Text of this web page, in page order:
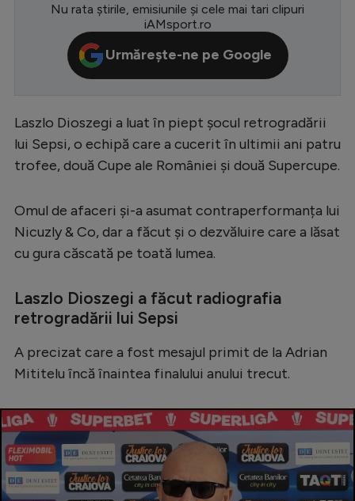
Bundesliga
Campionate
Starurile fotbalului
EURO 2024
Stranieri
Clasamente
Tenis
Handbal
Natație
Formula 1
Gimnastică
Auto
Rugby
Nu rata știrile, emisiunile și cele mai tari clipuri
iAMsport.ro
Urmărește-ne pe Google
Laszlo Dioszegi a luat în piept șocul retrogradării
lui Sepsi, o echipă care a cucerit în ultimii ani patru
trofee, două Cupe ale României și două Supercupe.
Omul de afaceri și-a asumat contraperformanța lui
Nicuzly & Co, dar a făcut și o dezvăluire care a lăsat
cu gura căscată pe toată lumea.
Laszlo Dioszegi a făcut radiografia
retrogradării lui Sepsi
A precizat care a fost mesajul primit de la Adrian
Mititelu încă înaintea finalului anului trecut.